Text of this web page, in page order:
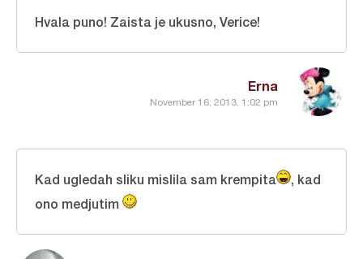
Erna
November 16, 2013, 1:02 pm
Hvala puno! Zaista je ukusno, Verice!
Kad ugledah sliku mislila sam krempita
, kad
ono medjutim